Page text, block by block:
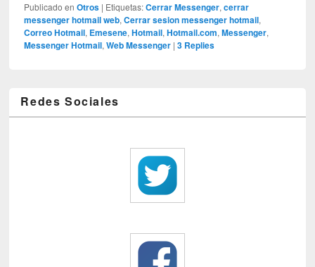
Publicado en Otros | Etiquetas: Cerrar Messenger,cerrar
messenger hotmail web,Cerrar sesion messenger hotmail,
Correo Hotmail, Emesene,Hotmail,Hotmail.com,Messenger,
Messenger Hotmail,Web Messenger |3 Replies
Redes Sociales